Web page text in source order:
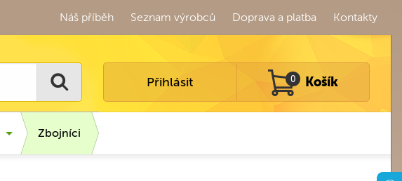
Náš příběh Seznam výrobců Doprava a platba Kontakty
Přihlásit 0 Košík
Zbojníci